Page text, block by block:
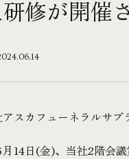
修が開催
スカフューネラルサプ
14日(金)、当社2階会